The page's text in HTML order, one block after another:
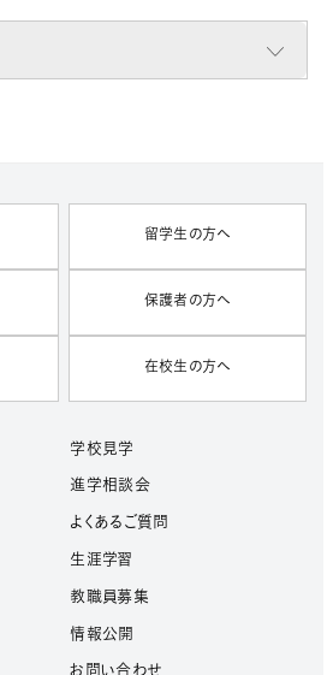
留学生の方へ
保護者の方へ
在校生の方へ
学校見学
進学相談会
よくあるご質問
生涯学習
教職員募集
情報公開
お問い合わせ